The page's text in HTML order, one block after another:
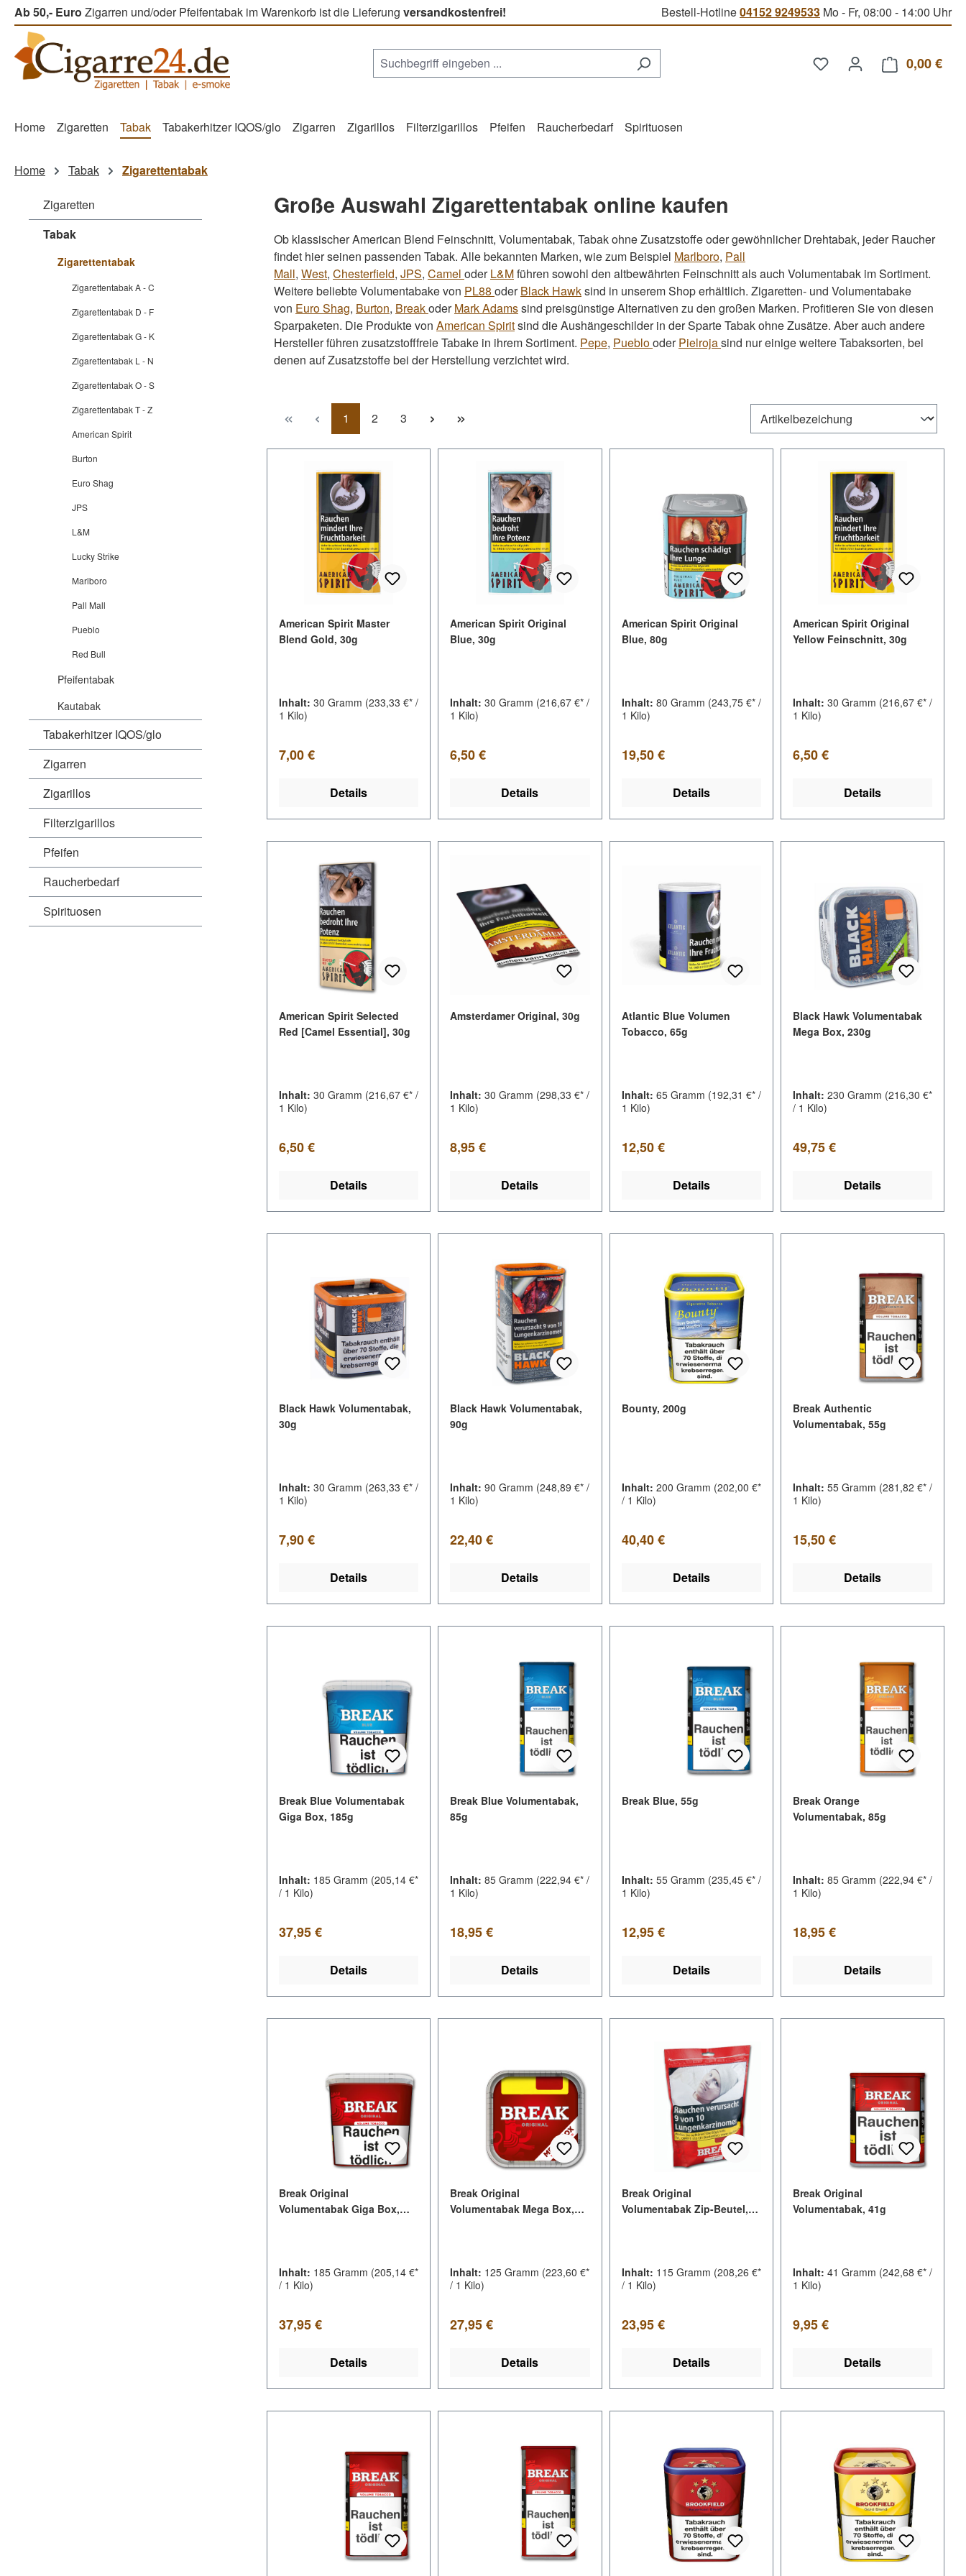
Hauptinhalt springen
Zur Suche springen
Zur Hauptnavigation springen
Ab 50,- Euro Zigarren und/oder Pfeifentabak im Warenkorb ist die Lieferung versandkostenfrei! Bestell-Hotline04152 9249533 Mo - Fr, 08:00 - 14:00 Uhr
Du hast 0 Produkte auf
0,00 €
Home Zigaretten Tabak Tabakerhitzer IQOS/glo Zigarren Zigarillos Filterzigarillos Pfeifen Raucherbedarf Spirituosen
Home Tabak Zigarettentabak
Zigaretten
Tabak
Zigarettentabak
Zigarettentabak A - C
Zigarettentabak D - F
Zigarettentabak G - K
Zigarettentabak L - N
Zigarettentabak O - S
Zigarettentabak T - Z
American Spirit
Burton
Euro Shag
JPS
L&M
Lucky Strike
Marlboro
Pall Mall
Pueblo
Red Bull
Pfeifentabak
Kautabak
Tabakerhitzer IQOS/glo
Zigarren
Zigarillos
Filterzigarillos
Pfeifen
Raucherbedarf
Spirituosen
Große Auswahl Zigarettentabak online kaufen
Ob klassischer American Blend Feinschnitt, Volumentabak, Tabak ohne Zusatzstoffe oder gewöhnlicher Drehtabak, jeder Raucher
findet hier seinen passenden Tabak. Alle bekannten Marken, wie zum Beispiel Marlboro, Pall
Mall, West, Chesterfield, JPS, Camel oderL&Mführen sowohl den altbewährten Feinschnitt als auch Volumentabak im Sortiment.
Weitere beliebte Volumentabake von PL88 oderBlack Hawksind in unserem Shop erhältlich. Zigaretten- und Volumentabake
von Euro Shag, Burton, BreakoderMark Adamssind preisgünstige Alternativen zu den großen Marken. Profitieren Sie von diesen
Sparpaketen. Die Produkte von American Spiritsind die Aushängeschilder in der Sparte Tabak ohne Zusätze. Aber auch andere
Hersteller führen zusatzstofffreie Tabake in ihrem Sortiment. Pepe, PueblooderPielrojasind nur einige weitere Tabaksorten, bei
denen auf Zusatzstoffe bei der Herstellung verzichtet wird.
Seite
1 Seite
2 Seite
3
American Spirit Master
Blend Gold, 30g
Inhalt: 30 Gramm (233,33 €* /
1 Kilo)
Regulärer Preis:
7,00 €
Details
American Spirit Original
Blue, 30g
Inhalt:30 Gramm (216,67 €* /
1 Kilo)
Regulärer Preis:
6,50 €
Details
American Spirit Original
Blue, 80g
Inhalt: 80 Gramm (243,75 €* /
1 Kilo)
Regulärer Preis:
19,50 €
Details
American Spirit Original
Yellow Feinschnitt, 30g
Inhalt: 30 Gramm (216,67 €* /
1 Kilo)
Regulärer Preis:
6,50 €
Details
American Spirit Selected
Red [Camel Essential], 30g
Inhalt: 30 Gramm (216,67 €* /
1 Kilo)
Regulärer Preis:
6,50 €
Details
Amsterdamer Original, 30g
Inhalt:30 Gramm (298,33 €* /
1 Kilo)
Regulärer Preis:
8,95 €
Details
Atlantic Blue Volumen
Tobacco, 65g
Inhalt: 65 Gramm (192,31 €* /
1 Kilo)
Regulärer Preis:
12,50 €
Details
Black Hawk Volumentabak
Mega Box, 230g
Inhalt: 230 Gramm (216,30 €*
/ 1 Kilo)
Regulärer Preis:
49,75 €
Details
Black Hawk Volumentabak,
30g
Inhalt: 30 Gramm (263,33 €* /
1 Kilo)
Regulärer Preis:
7,90 €
Details
Black Hawk Volumentabak,
90g
Inhalt:90 Gramm (248,89 €* /
1 Kilo)
Regulärer Preis:
22,40 €
Details
Bounty, 200g
Inhalt: 200 Gramm (202,00 €*
/ 1 Kilo)
Regulärer Preis:
40,40 €
Details
Break Authentic
Volumentabak, 55g
Inhalt: 55 Gramm (281,82 €* /
1 Kilo)
Regulärer Preis:
15,50 €
Details
Break Blue Volumentabak
Giga Box, 185g
Inhalt: 185 Gramm (205,14 €*
/ 1 Kilo)
Regulärer Preis:
37,95 €
Details
Break Blue Volumentabak,
85g
Inhalt:85 Gramm (222,94 €* /
1 Kilo)
Regulärer Preis:
18,95 €
Details
Break Blue, 55g
Inhalt: 55 Gramm (235,45 €* /
1 Kilo)
Regulärer Preis:
12,95 €
Details
Break Orange
Volumentabak, 85g
Inhalt: 85 Gramm (222,94 €* /
1 Kilo)
Regulärer Preis:
18,95 €
Details
Break Original
Volumentabak Giga Box,
Inhalt: 185 Gramm (205,14 €*
/ 1 Kilo)
Regulärer Preis:
37,95 €
Details
Break Original
Volumentabak Mega Box,
Inhalt: 125 Gramm (223,60 €*
/ 1 Kilo)
Regulärer Preis:
27,95 €
Details
Break Original
Volumentabak Zip-Beutel,
Inhalt: 115 Gramm (208,26 €*
/ 1 Kilo)
Regulärer Preis:
23,95 €
Details
Break Original
Volumentabak, 41g
Inhalt: 41 Gramm (242,68 €* /
1 Kilo)
Regulärer Preis:
9,95 €
Details